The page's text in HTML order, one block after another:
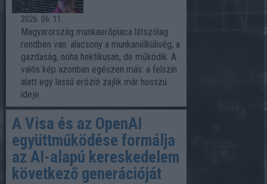
2026. 06. 11.
Magyarország munkaerőpiaca látszólag
rendben van: alacsony a munkanélküliség, a
gazdaság, noha hektikusan, de működik. A
valós kép azonban egészen más: a felszín
alatt egy lassú erózió zajlik már hosszú
ideje.
A Visa és az OpenAI
együttműködése formálja
az AI-alapú kereskedelem
következő generációját